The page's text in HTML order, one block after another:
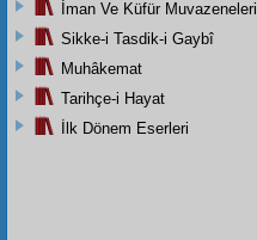
İman Ve Küfür Muvazeneleri
Sikke-i Tasdik-i Gaybî
Muhâkemat
Tarihçe-i Hayat
İlk Dönem Eserleri